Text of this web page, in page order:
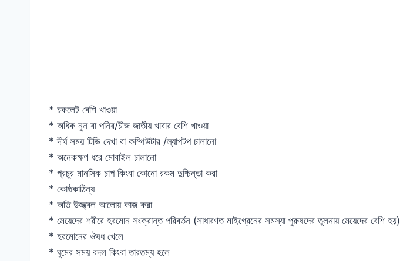
* চকলেট বেশি খাওয়া
* অধিক নুন বা পনির/চীজ জাতীয় খাবার বেশি খাওয়া
* দীর্ঘ সময় টিভি দেখা বা কম্পিউটার /ল্যাপটপ চালানো
* অনেকক্ষণ ধরে মোবাইল চালানো
* প্রচুর মানসিক চাপ কিংবা কোনো রকম দুশ্চিন্তা করা
* কোষ্ঠকাঠিন্য
* অতি উজ্জ্বল আলোয় কাজ করা
* মেয়েদের শরীরে হরমোন সংক্রান্ত পরিবর্তন (সাধারণত মাইগ্রেনের সমস্যা পুরুষদের তুলনায় মেয়েদের বেশি হয়)
* হরমোনের ঔষধ খেলে
* ঘুমের সময় বদল কিংবা তারতম্য হলে